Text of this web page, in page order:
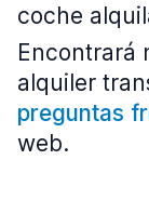
coche
Encontrará
alquiler
preguntas
web.